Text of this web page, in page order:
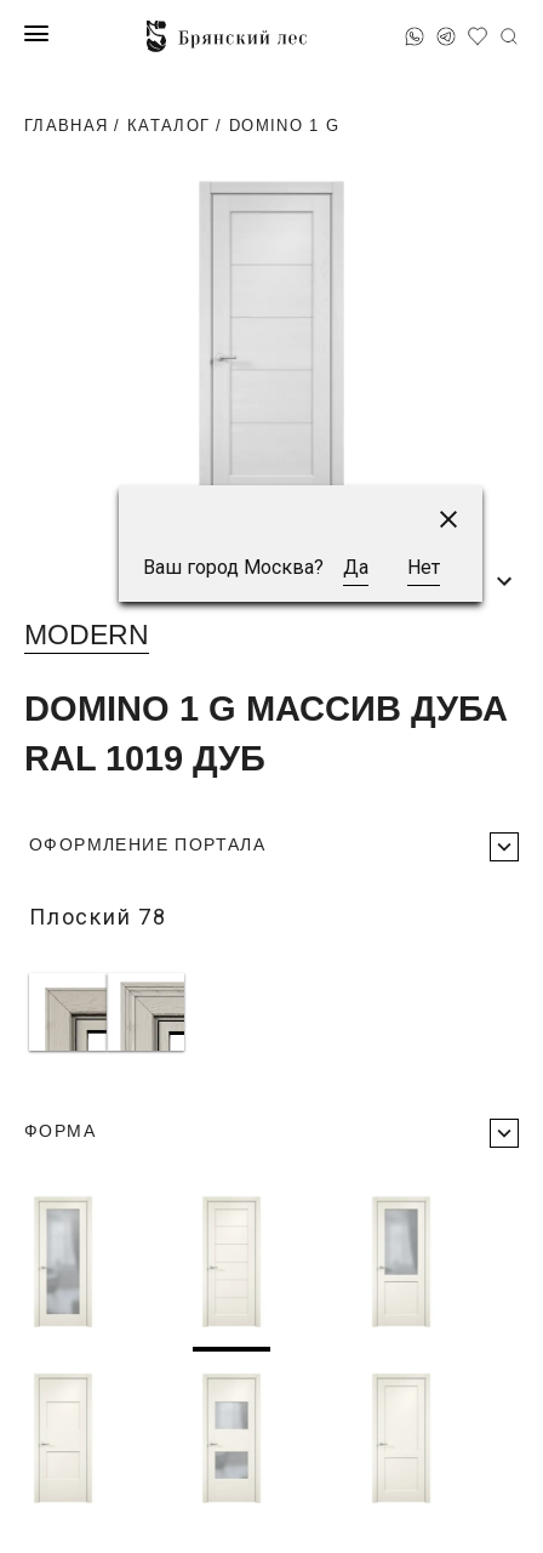
Ваш город Москва? Да Нет
ГЛАВНАЯ / КАТАЛОГ / DOMINO 1 G
MODERN
DOMINO 1 G МАССИВ ДУБА
RAL 1019 ДУБ
ОФОРМЛЕНИЕ ПОРТАЛА
Плоский 78
ФОРМА